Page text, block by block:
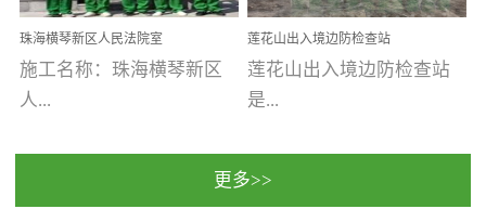
她将越来越枝繁叶茂，终
将会成为一棵参天大树！
优吸环保截止2020年拥有
全国600家网点分支机构。
致酒店是为中高端人士...
州)校区 工程案...
珠海横琴新区人民法院室
内除甲醛空气治理项目
施工名称：珠海横琴新区
人...
民法院室内除甲醛空气治
莲花山出入境边防检查站
室内除甲醛空气治理项目
莲花山出入境边防检查站
是...
国家通过设在对外开放口
更多>>